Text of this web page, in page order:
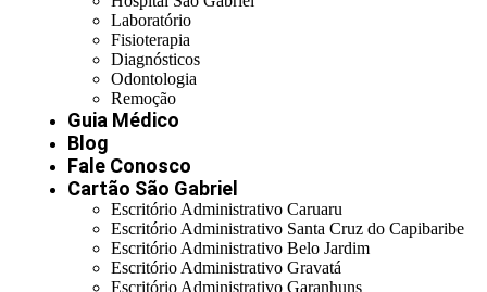
Laboratório
Fisioterapia
Diagnósticos
Odontologia
Remoção
Guia Médico
Blog
Fale Conosco
Cartão São Gabriel
Escritório Administrativo Caruaru
Escritório Administrativo Santa Cruz do Capibaribe
Escritório Administrativo Belo Jardim
Escritório Administrativo Gravatá
Escritório Administrativo Garanhuns